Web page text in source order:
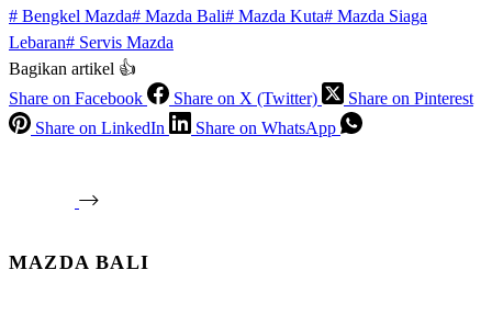
# Bengkel Mazda# Mazda Bali# Mazda Kuta# Mazda Siaga
Lebaran# Servis Mazda
Bagikan artikel 👍
Share on Facebook
Share on X (Twitter)
Share on Pinterest
Share on LinkedIn
Share on WhatsApp
MAZDA BALI